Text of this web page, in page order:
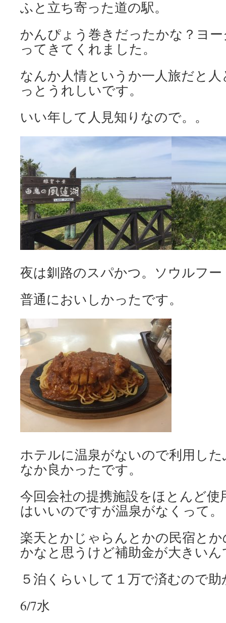
ふと立ち寄った道の駅。
かんぴょう巻きだったかな？ヨ
ってきてくれました。
なんか人情というか一人旅だと
っとうれしいです。
いい年して人見知りなので。。
夜は釧路のスパかつ。ソウルフ
普通においしかったです。
ホテルに温泉がないので利用し
なか良かったです。
今回会社の提携施設をほとんど
はいいのですが温泉がなくって。
楽天とかじゃらんとかの民宿と
かなと思うけど補助金が大きい
５泊くらいして１万で済むので
6/7水